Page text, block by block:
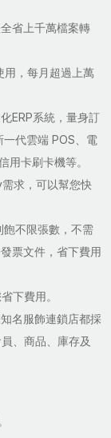
省上千萬檔案轉
用，每月超過上萬
ERP系統，量身訂
代雲端 POS、電
用卡刷卡機等。
求，可以幫您快
不限張數，不需
票文件，省下費用
下費用。
名服飾連鎖店都採
、商品、庫存及